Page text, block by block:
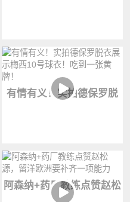
有情有义！实拍德保罗脱
阿森纳+药厂教练点赞赵松